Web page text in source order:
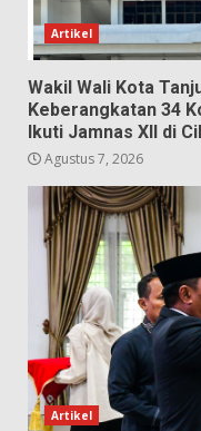
Artikel
Wakil Wali Kota
Keberangkatan 34
Ikuti Jamnas XII di
Agustus 7, 2026
Artikel